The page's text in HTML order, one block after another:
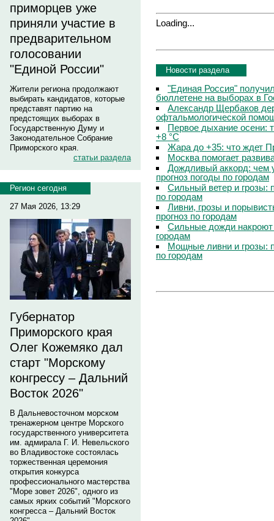
приморцев уже
приняли участие в
предварительном
голосовании
"Единой России"
Жители региона продолжают
выбирать кандидатов, которые
представят партию на
предстоящих выборах в
Государственную Думу и
Законодательное Собрание
Приморского края.
статьи раздела
Регион сегодня
27 Мая 2026, 13:29
Губернатор
Приморского края
Олег Кожемяко дал
старт "Морскому
конгрессу – Дальний
Восток 2026"
В Дальневосточном морском
тренажерном центре Морского
государственного университета
им. адмирала Г. И. Невельского
во Владивостоке состоялась
торжественная церемония
открытия конкурса
профессионального мастерства
"Море зовет 2026", одного из
самых ярких событий "Морского
конгресса – Дальний Восток
Loading...
Новости раздела
"Единая Россия"
бюллетене на выборах в
Александр Щербаков
офтальмологической
Первое дыхание осени:
+8 °C
Жара до +35: что ждет
Москва помогает
Дождливый аккорд: чем
прогноз погоды по городам
Сильный ветер и грозы:
по городам
Ливни, грозы и
прогноз по городам
Сильные дожди
городам
Мощные ливни и грозы:
по городам